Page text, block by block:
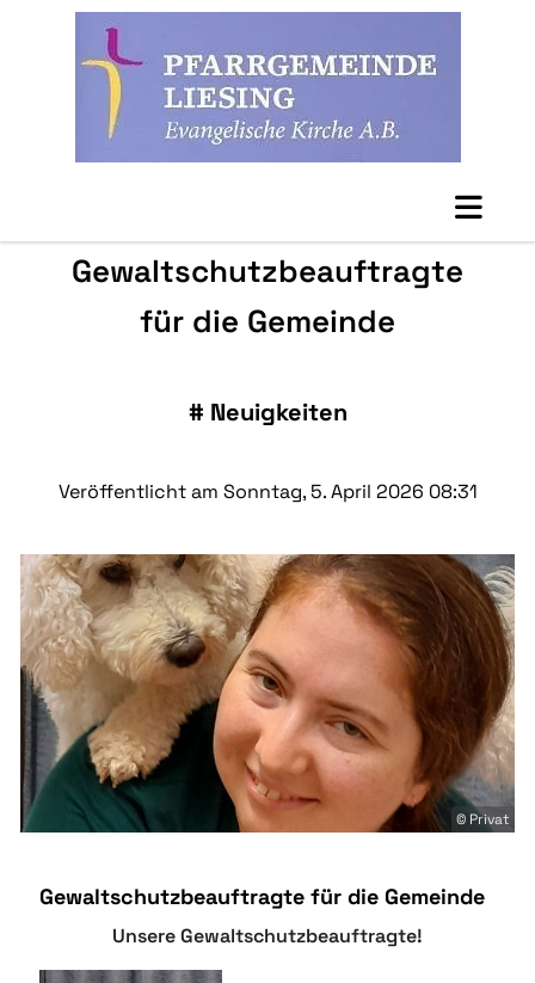
Gewaltschutzbeauftragte
für die Gemeinde
# Neuigkeiten
Veröffentlicht am Sonntag, 5. April 2026 08:31
© Privat
Gewaltschutzbeauftragte für die Gemeinde
Unsere Gewaltschutzbeauftragte!